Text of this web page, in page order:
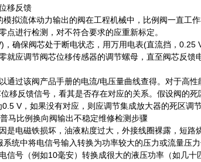
移反馈
拟流体动力输出的阀在工程机械中，比例阀一直工
进行检测，对不符合要求的应重新标定。
确保阀芯处于断电状态，用万用电表(直流挡，0.25
应调节阀芯位移传感器的调节螺母，直至阀芯反馈
通过该阀产品手册的电流/电压量曲线查得。对于高
移反馈信号，看其是否存在对应的关系。假设阀的
V，如果没有对应，则应调节集成放大器的死区调
是电磁铁损坏，油液粘度过大，外接线圈裸露，短
统中将电信号输入转换为功率较大的压力或流量压
信号（例如10毫安）转换成很大的液压功率（如几